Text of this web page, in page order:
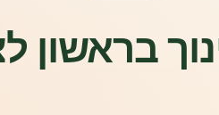
בראשון